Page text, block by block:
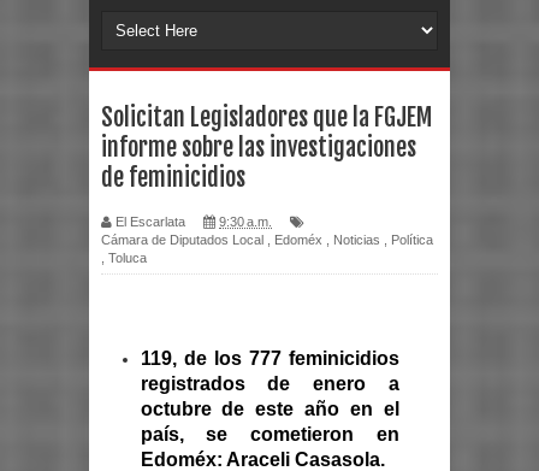
Solicitan Legisladores que la FGJEM
informe sobre las investigaciones
de feminicidios
El Escarlata
9:30 a.m.
Cámara de Diputados Local
Edoméx Noticias
Política
Toluca
119, de los 777 feminicidios
registrados de enero a
octubre de este año en el
país, se cometieron en
Edoméx: Araceli Casasola.